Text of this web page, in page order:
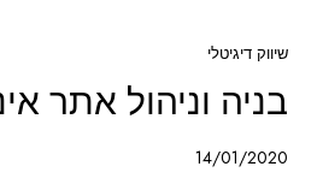
שיווק דיגיטלי
בניה וניהול אתר
14/01/2020